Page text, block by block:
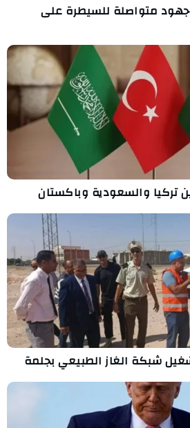
جهود متواصلة للسيطرة على
تركيا والسعودية وباكستان
شبكة الغاز الطبيعي بجلمة